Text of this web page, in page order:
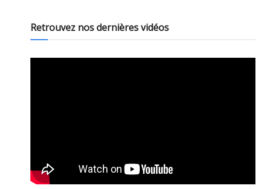
Retrouvez nos dernières vidéos